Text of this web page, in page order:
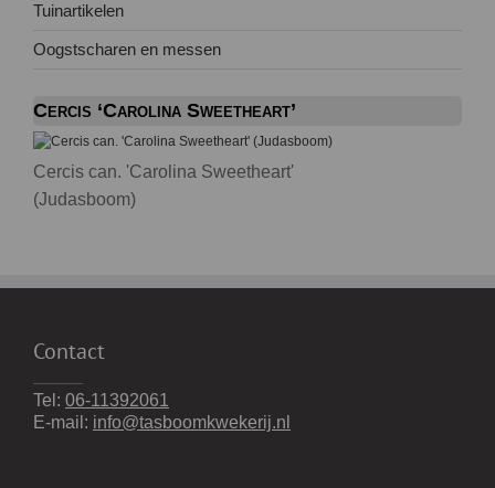
Tuinartikelen
Oogstscharen en messen
Cercis ‘Carolina Sweetheart’
Cercis can. 'Carolina Sweetheart'
(Judasboom)
Contact
Tel: 06-11392061
E-mail: info@tasboomkwekerij.nl